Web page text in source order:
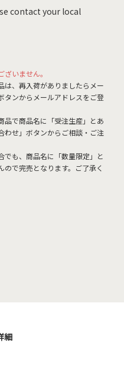
contact your local
いません。
は、再入荷がありましたらメー
タンからメールアドレスをご登
品で商品名に「受注生産」とあ
わせ」ボタンからご相談・ご注
でも、商品名に「数量限定」と
で完売となります。ご了承く
細